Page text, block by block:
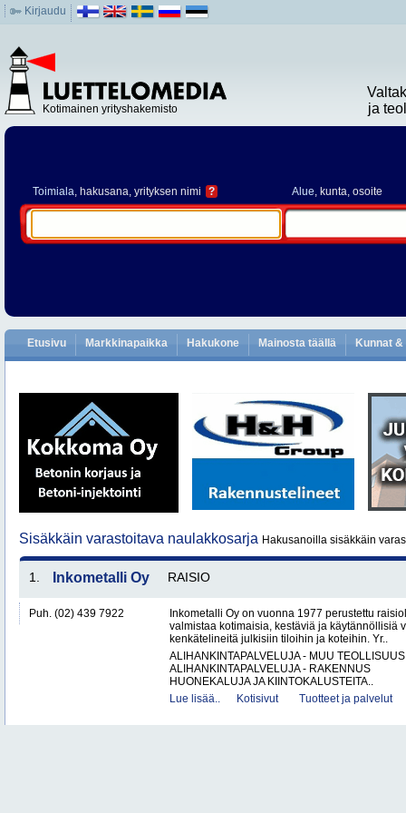
Kirjaudu
Kotimainen yrityshakemisto
ja
Toimiala, hakusana, yrityksen nimi ? Alue, kunta, osoite
Etusivu Markkinapaikka Hakukone Mainosta täällä Kunnat
Sisäkkäin varastoitava naulakkosarja Hakusanoilla sisäkkäin
1. Inkometalli Oy RAISIO
Puh. (02) 439 7922
Inkometalli Oy on vuonna 1977 perustettu
valmistaa kotimaisia, kestäviä ja käytännöllisiä
kenkätelineitä julkisiin tiloihin ja koteihin. Yr..
ALIHANKINTAPALVELUJA - MUU TEOLLISUUS
ALIHANKINTAPALVELUJA - RAKENNUS
HUONEKALUJA JA KIINTOKALUSTEITA..
Lue lisää..
Kotisivut Tuotteet ja palvelut